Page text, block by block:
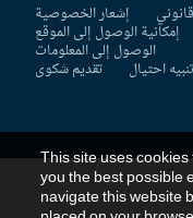
إشعار الخصوصية
إمكانية الوصول إلى الموقع
الوصول إلى المعلومات
احتيال تقديم شكوى
This site uses
you the best
navigate this